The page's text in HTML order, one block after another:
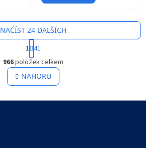
O
v
l
á
NAČÍST 24 DALŠÍCH
S
t
r
á
n
k
v
1 41
966položek celkem
NAHORU